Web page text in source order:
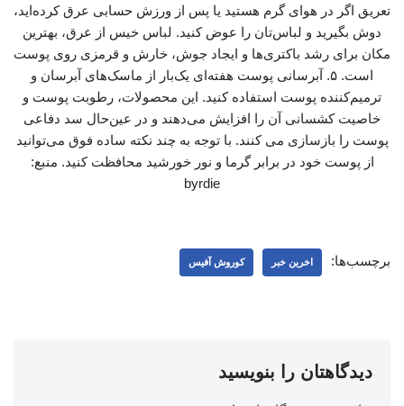
تعریق اگر در هوای گرم هستید یا پس از ورزش حسابی عرق کرده‌اید،
دوش بگیرید و لباس‌تان را عوض کنید. لباس خیس از عرق، بهترین
مکان برای رشد باکتری‌ها و ایجاد جوش‌، خارش و قرمزی روی پوست
است. ۵. آبرسانی پوست هفته‌ای یک‌بار از ماسک‌های آبرسان و
ترمیم‌کننده پوست استفاده کنید. این محصولات، رطوبت پوست و
خاصیت کشسانی آن را افزایش می‌دهند و در عین‌حال سد دفاعی
پوست را بازسازی می کنند. با توجه به چند نکته ساده فوق می‌توانید
از پوست خود در برابر گرما و نور خورشید محافظت کنید. منبع:
byrdie
برچسب‌ها: اخرین خبر کوروش آفیس
دیدگاهتان را بنویسید